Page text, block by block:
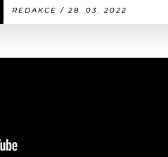
REDAKCE / 28. 03. 2022